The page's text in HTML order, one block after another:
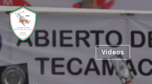
Skip
main
content
Videos